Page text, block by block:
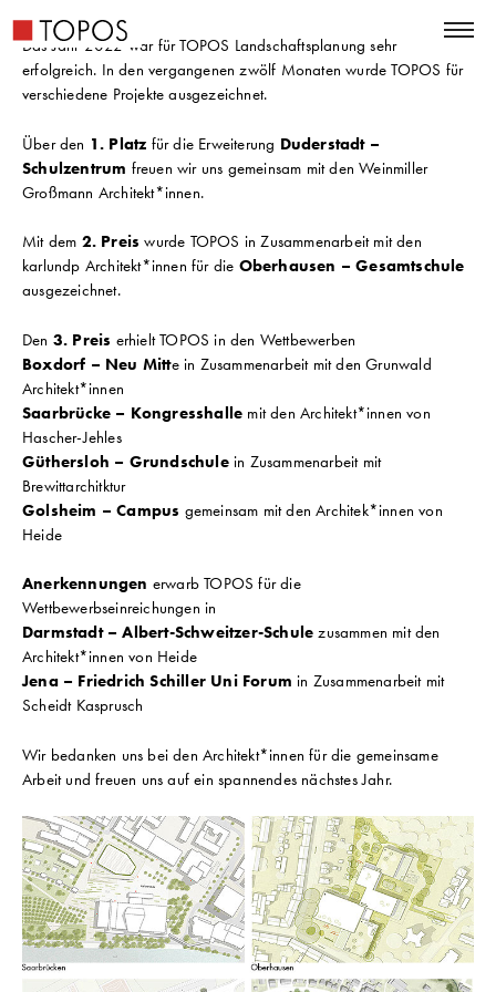
Das Jahr 2022 war für TOPOS Landschaftsplanung sehr
erfolgreich. In den vergangenen zwölf Monaten wurde TOPOS für
verschiedene Projekte ausgezeichnet.
Über den 1. Platz für die Erweiterung Duderstadt –
Schulzentrum freuen wir uns gemeinsam mit den Weinmiller
Großmann Architekt*innen.
Mit dem 2. Preis wurde TOPOS in Zusammenarbeit mit den
karlundp Architekt*innen für die Oberhausen – Gesamtschule
ausgezeichnet.
Den 3. Preis erhielt TOPOS in den Wettbewerben
Boxdorf – Neu Mitte in Zusammenarbeit mit den Grunwald
Architekt*innen
Saarbrücke – Kongresshalle mit den Architekt*innen von
Hascher-Jehles
Güthersloh – Grundschulein Zusammenarbeit mit
Brewittarchitktur
Golsheim – Campus gemeinsam mit den Architek*innen von
Heide
Anerkennungen erwarb TOPOS für die
Wettbewerbseinreichungen in
Darmstadt – Albert-Schweitzer-Schule zusammen mit den
Architekt*innen von Heide
Jena – Friedrich Schiller Uni Forum in Zusammenarbeit mit
Scheidt Kasprusch
Wir bedanken uns bei den Architekt*innen für die gemeinsame
Arbeit und freuen uns auf ein spannendes nächstes Jahr.